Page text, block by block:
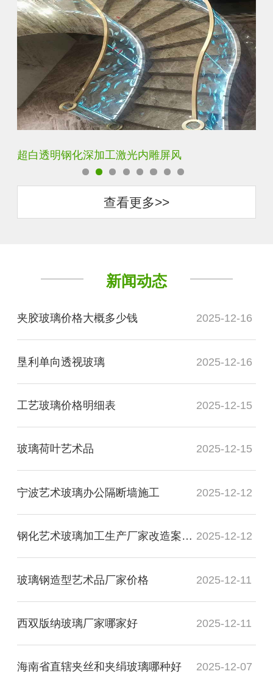
玄关水晶立体雕刻3D激光内雕玻璃
查看更多>>
新闻动态
夹胶玻璃价格大概多少钱 2025-12-16
垦利单向透视玻璃 2025-12-16
工艺玻璃价格明细表 2025-12-15
玻璃荷叶艺术品 2025-12-15
宁波艺术玻璃办公隔断墙施工 2025-12-12
钢化艺术玻璃加工生产厂家改造案例图 2025-12-12
玻璃钢造型艺术品厂家价格 2025-12-11
西双版纳玻璃厂家哪家好 2025-12-11
海南省直辖夹丝和夹绢玻璃哪种好 2025-12-07